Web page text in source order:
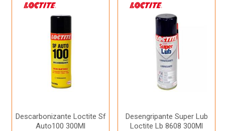
Descarbonizante Loctite Sf
Auto100 300Ml
Desengripante Super Lub
Loctite Lb 8608 300Ml